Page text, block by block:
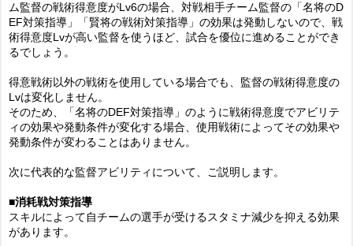
ム監督の戦術得意度がLv6の場合、対戦相手チーム監督の「名将のD
EF対策指導」「賢将の戦術対策指導」の効果は発動しないので、戦
術得意度Lvが高い監督を使うほど、試合を優位に進めることができ
るでしょう。
得意戦術以外の戦術を使用している場合でも、監督の戦術得意度の
Lvは変化しません。
そのため、「名将のDEF対策指導」のように戦術得意度でアビリテ
ィの効果や発動条件が変化する場合、使用戦術によってその効果や
発動条件が変わることはありません。
次に代表的な監督アビリティについて、ご説明します。
■消耗戦対策指導
スキルによって自チームの選手が受けるスタミナ減少を抑える効果
があります。